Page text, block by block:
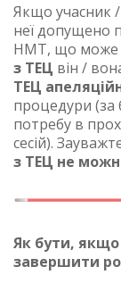
Якщо учасник
неї допущено
НМТ, що може
з ТЕЦ він /
ТЕЦ
процедури (за
потребу в
сесій).
з ТЕЦ не
Як бути,
завершити